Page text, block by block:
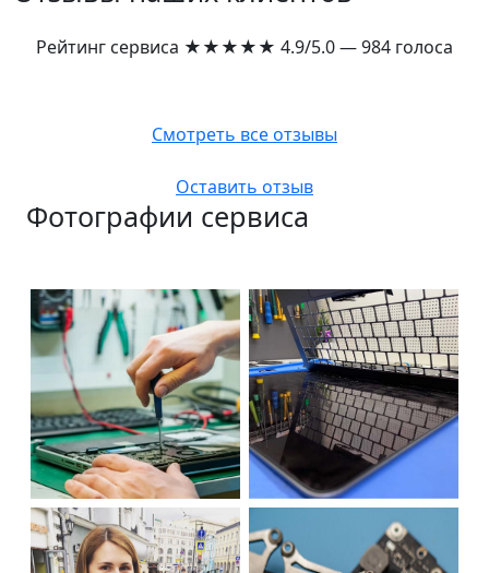
Рейтинг сервиса ★★★★★ 4.9/5.0 — 984 голоса
Смотреть все отзывы
Оставить отзыв
Фотографии сервиса